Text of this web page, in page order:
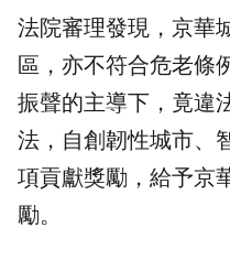
法院審理發現，京華
區，亦不符合危老條
振聲的主導下，竟違
法，自創韌性城市、
項貢獻獎勵，給予京
勵。